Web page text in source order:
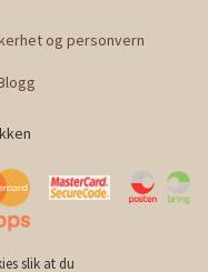
og personvern
slik at du